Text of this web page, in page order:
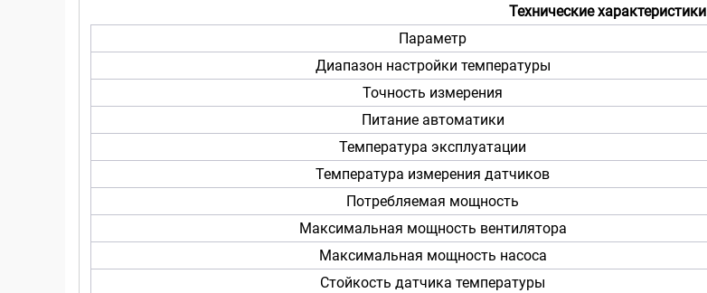
Технические характеристики
Параметр
Диапазон настройки температуры
Точность измерения
Питание автоматики
Температура эксплуатации
Температура измерения датчиков
Потребляемая мощность
Максимальная мощность вентилятора
Максимальная мощность насоса
Стойкость датчика температуры